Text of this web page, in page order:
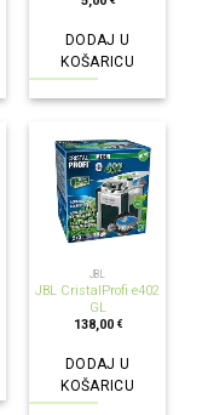
DODAJ U
KOŠARICU
JBL
JBL CristalProfi e402
GL
138,00 €
DODAJ U
KOŠARICU